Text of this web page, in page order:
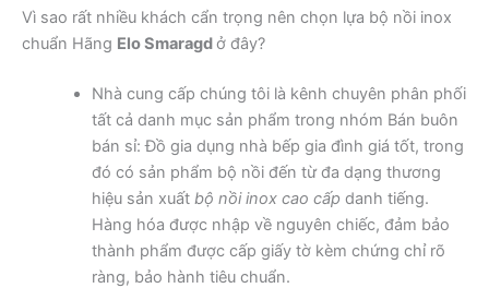
Vì sao rất nhiều khách cẩn trọng nên chọn lựa bộ nồi inox
chuẩn Hãng Elo Smaragdở đây?
Nhà cung cấp chúng tôi là kênh chuyên phân phối
tất cả danh mục sản phẩm trong nhóm Bán buôn
bán sỉ: Đồ gia dụng nhà bếp gia đình giá tốt, trong
đó có sản phẩm bộ nồi đến từ đa dạng thương
hiệu sản xuất bộ nồi inox cao cấp danh tiếng.
Hàng hóa được nhập về nguyên chiếc, đảm bảo
thành phẩm được cấp giấy tờ kèm chứng chỉ rõ
ràng, bảo hành tiêu chuẩn.